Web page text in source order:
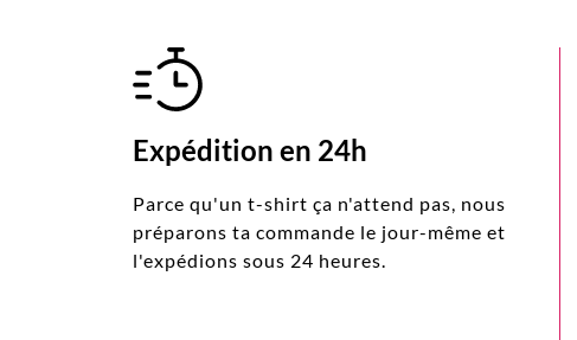
Expédition en 24h
Parce qu'un t-shirt ça n'attend pas, nous
préparons ta commande le jour-même et
l'expédions sous 24 heures.